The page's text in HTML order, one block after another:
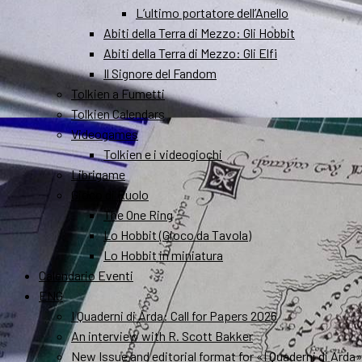
L’ultimo portatore dell’Anello
Abiti della Terra di Mezzo: Gli Hobbit
Abiti della Terra di Mezzo: Gli Elfi
Il Signore del Fandom
Tolkien a Fumetti
Tolkien Calendars
Videogames
Tolkien e i videogiochi
Librigame
Gioco di Ruolo
The One Ring
Lo Hobbit (Gioco da Tavola)
Lo Hobbit in miniatura
Calendario Eventi
ENG
I Quaderni di Arda: Call for Papers 2026
An interview with R. Scott Bakker
New Issue and editorial format for «I Quaderni di Arda»